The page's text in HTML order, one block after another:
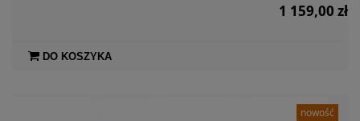
1 159,00 zł
DO KOSZYKA
nowość